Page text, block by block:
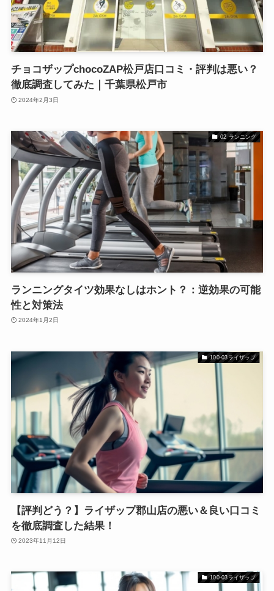
チョコザップchocoZAP松戸店口コミ・評判は悪い？
徹底調査してみた｜千葉県松戸市
2024年2月3日
02 ランニング
ランニングタイツ効果なしはホント？：逆効果の可能
性と対策法
2024年1月2日
100-03ライザップ
【評判どう？】ライザップ郡山店の悪い＆良い口コミ
を徹底調査した結果！
2023年11月12日
100-03ライザップ